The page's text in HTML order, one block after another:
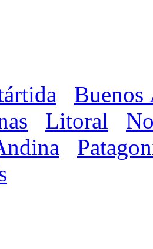
Buenos
Litoral